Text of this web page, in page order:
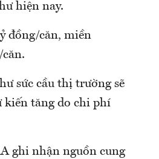
hiện nay.
đồng/căn, miền
sức cầu thị trường sẽ
kiến tăng do chi phí
ghi nhận nguồn cung